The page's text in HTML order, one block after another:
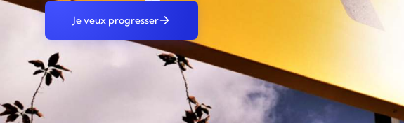
Je veux progresser